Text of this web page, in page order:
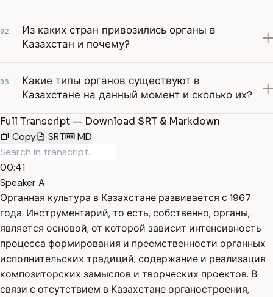
02
Из каких стран привозились органы в
Казахстан и почему?
03
Какие типы органов существуют в
Казахстане на данный момент и сколько их?
Full Transcript — Download SRT & Markdown
Copy
SRT MD
00:41
Speaker A
Органная культура в Казахстане развивается с 1967
года. Инструментарий, то есть, собственно, органы,
является основой, от которой зависит интенсивность
процесса формирования и преемственности органных
исполнительских традиций, содержание и реализация
композиторских замыслов и творческих проектов. В
связи с отсутствием в Казахстане органостроения,